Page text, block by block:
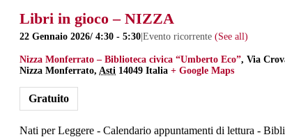
Libri in gioco – NIZZA
22 Gennaio 2026/ 4:30 - 5:30|Evento ricorrente (See all)
Nizza Monferrato – Biblioteca civica “Umberto Eco”, Via
Nizza Monferrato, Asti 14049 Italia + Google Maps
Gratuito
Nati per Leggere - Calendario appuntamenti di lettura -